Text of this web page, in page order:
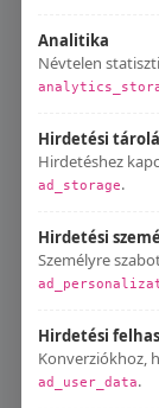
Analitika
Névtelen
Hirdetési
Hirdetéshez
ad_storage.
Hirdetési
Személyre
Hirdetési
Konverziókhoz,
ad_user_data.
1090